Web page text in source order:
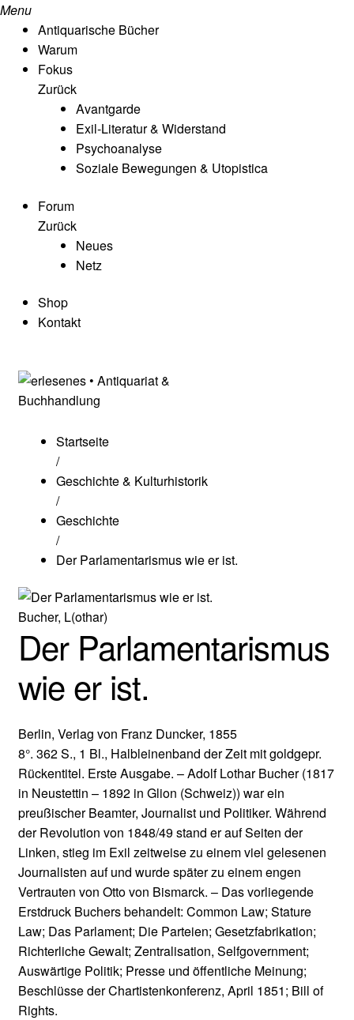
Menu
Antiquarische Bücher
Warum
Fokus
Zurück
Avantgarde
Exil-Literatur & Widerstand
Psychoanalyse
Soziale Bewegungen & Utopistica
Forum
Zurück
Neues
Netz
Shop
Kontakt
Startseite
/
Geschichte & Kulturhistorik
/
Geschichte
/
Der Parlamentarismus wie er ist.
Bucher, L(othar)
Der Parlamentarismus
wie er ist.
Berlin, Verlag von Franz Duncker, 1855
8°. 362 S., 1 Bl., Halbleinenband der Zeit mit goldgepr.
Rückentitel. Erste Ausgabe. – Adolf Lothar Bucher (1817
in Neustettin – 1892 in Glion (Schweiz)) war ein
preußischer Beamter, Journalist und Politiker. Während
der Revolution von 1848/49 stand er auf Seiten der
Linken, stieg im Exil zeitweise zu einem viel gelesenen
Journalisten auf und wurde später zu einem engen
Vertrauten von Otto von Bismarck. – Das vorliegende
Erstdruck Buchers behandelt: Common Law; Stature
Law; Das Parlament; Die Parteien; Gesetzfabrikation;
Richterliche Gewalt; Zentralisation, Selfgovernment;
Auswärtige Politik; Presse und öffentliche Meinung;
Beschlüsse der Chartistenkonferenz, April 1851; Bill of
Rights.